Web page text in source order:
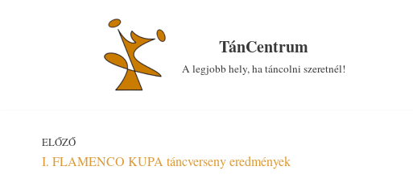
TánCentrum
A legjobb hely, ha táncolni szeretnél!
ELŐZŐ
I. FLAMENCO KUPA táncverseny eredmények